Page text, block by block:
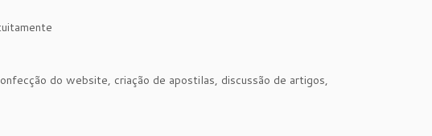
do website, criação de apostilas, discussão de artigos,